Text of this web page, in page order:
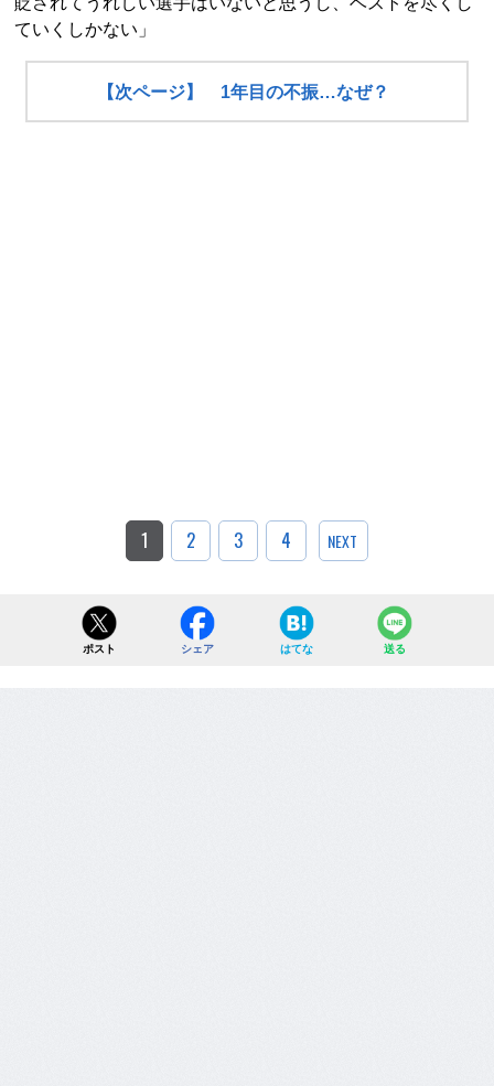
ていくしかない」
【次ページ】 1年目の不振…なぜ？
1 2 3 4 NEXT
ポスト シェア はてな 送る